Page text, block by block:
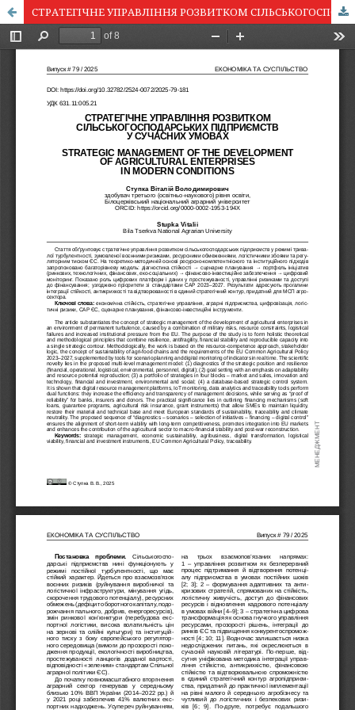
СТРАТЕГІЧНЕ УПРАВЛІННЯ РОЗВИТКОМ СІЛЬСЬКОГОСПОДАРСЬКИХ ПІДПРИЄМСТВ У СУЧАСНИХ УМОВАХ